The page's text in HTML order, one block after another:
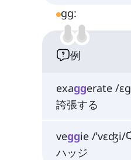
gg:
例
exaggerate /
誇張する
veggie /ˈvɛʤi/
ハッジ